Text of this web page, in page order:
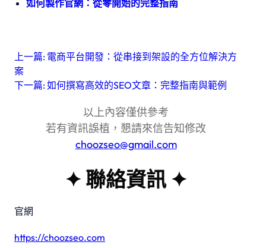
如何製作官網：從零開始的完整指南
上一篇: 電商平台開發：從串接到架設的全方位解決方
案
下一篇:如何撰寫高效的SEO文章：完整指南與範例
以上內容僅供參考
若有資訊誤植，懇請來信告知修改
choozseo@gmail.com
✦ 聯絡資訊 ✦
官網
https://choozseo.com